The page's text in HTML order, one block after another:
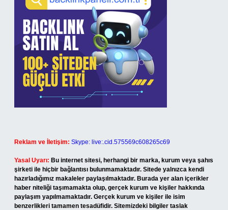
Reklam ve İletişim: Skype: live:.cid.575569c608265c69
Yasal Uyarı: Bu internet sitesi, herhangi bir marka, kurum veya şahıs
şirketi ile hiçbir bağlantısı bulunmamaktadır. Sitede yalnızca kendi
hazırladığımız makaleler paylaşılmaktadır. Burada yer alan içerikler
haber niteliği taşımamakta olup, gerçek kurum ve kişiler hakkında
paylaşım yapılmamaktadır. Gerçek kurum ve kişiler ile isim
benzerlikleri tamamen tesadüfidir. Sitemizdeki bilgiler taslak